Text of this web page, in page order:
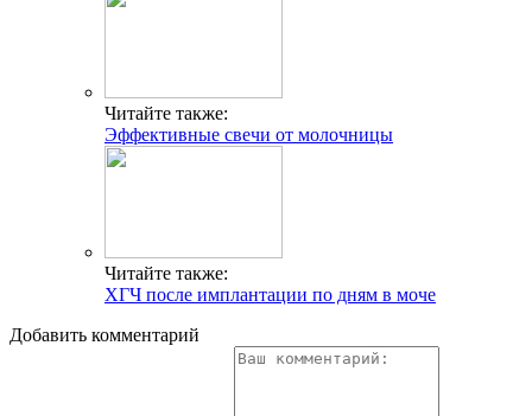
Читайте также:
Эффективные свечи от молочницы
Читайте также:
ХГЧ после имплантации по дням в моче
Добавить комментарий